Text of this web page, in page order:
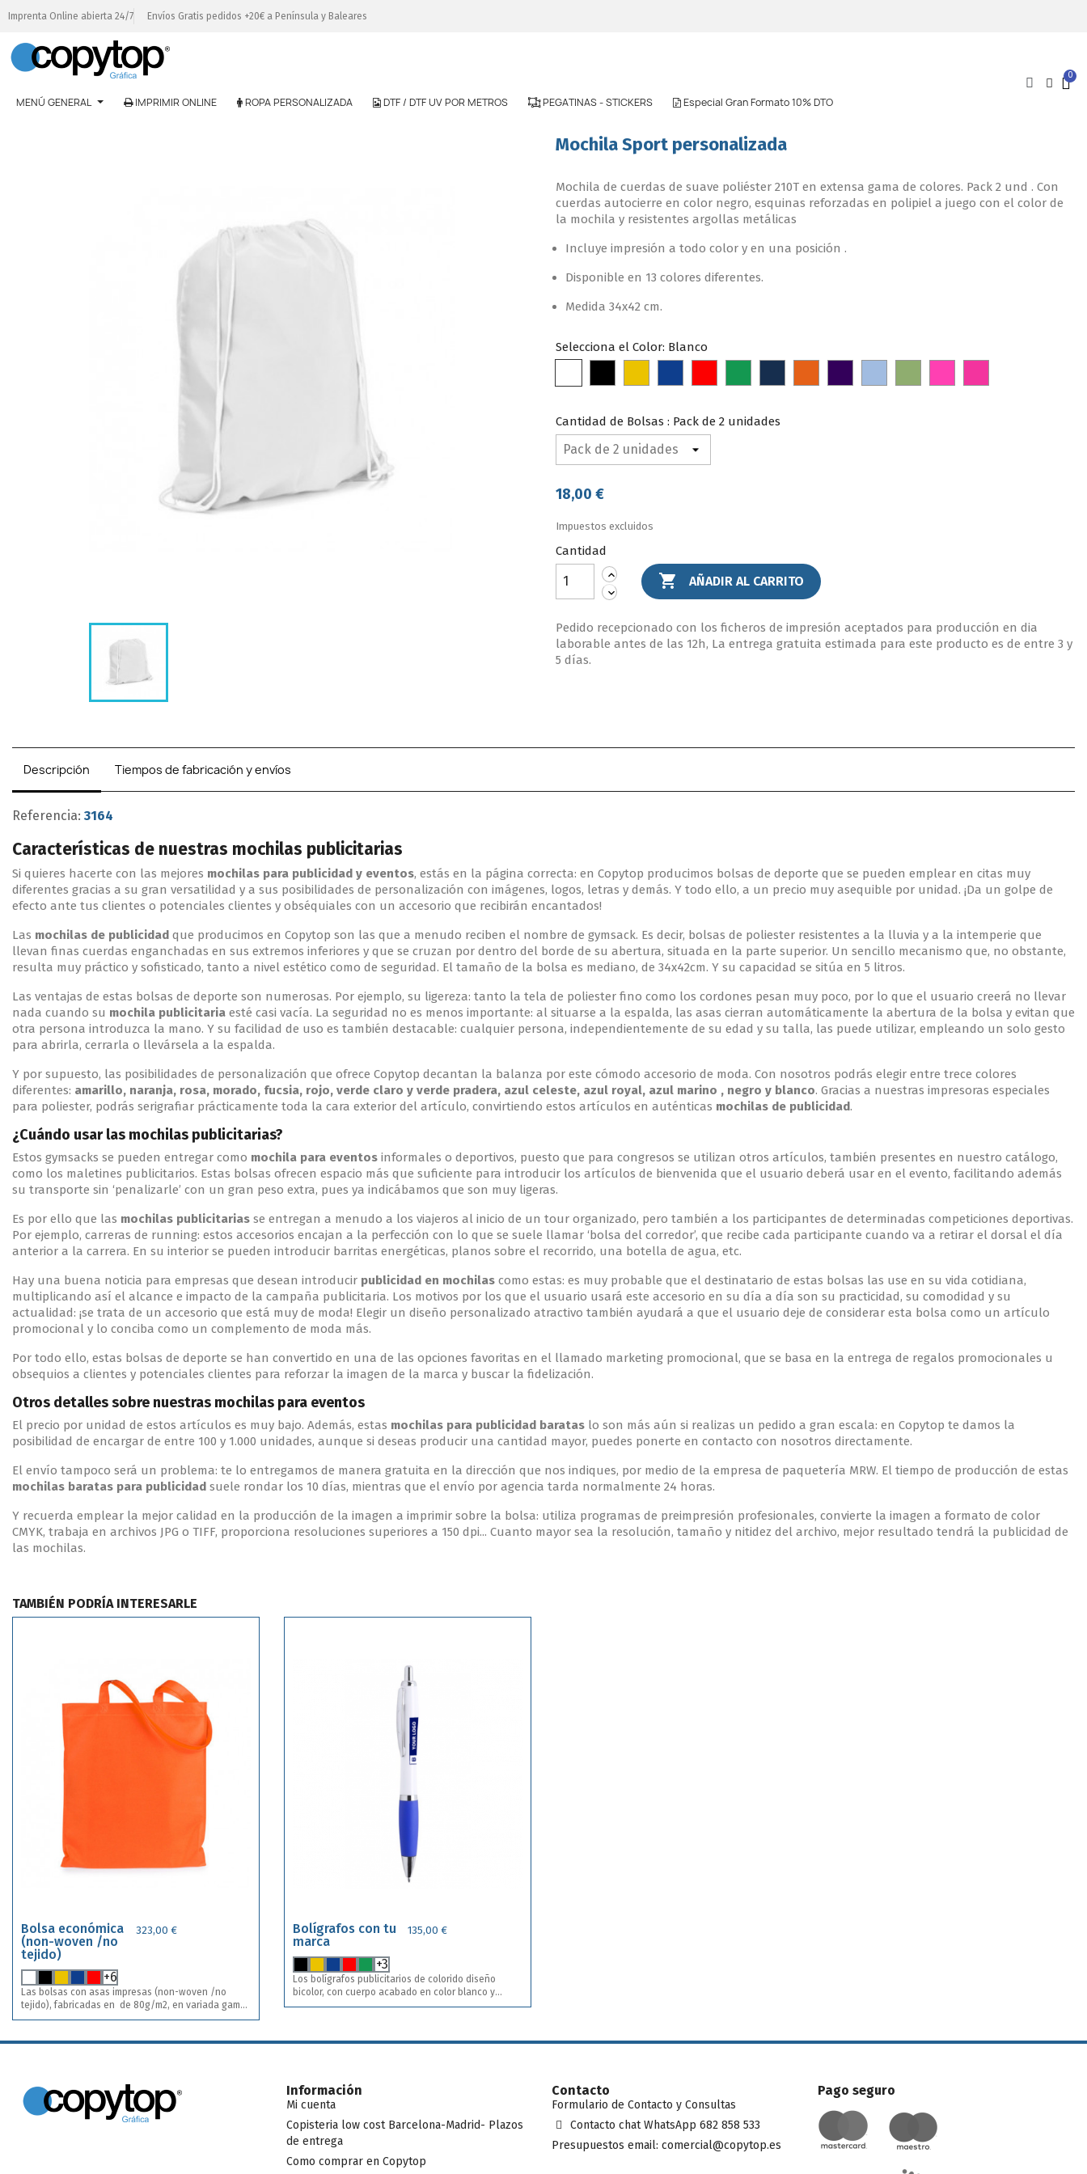
Imprenta Online abierta 24/7 Envíos Gratis pedidos +20€ a Península y Baleares
MENÚ GENERAL IMPRIMIR ONLINE ROPA PERSONALIZADA DTF / DTF UV POR METROS PEGATINAS - STICKERS Especial Gran Formato 10% DTO
Mochila Sport personalizada
Mochila de cuerdas de suave poliéster 210T en extensa gama de colores. Pack 2 und . Con
cuerdas autocierre en color negro, esquinas reforzadas en polipiel a juego con el color de
la mochila y resistentes argollas metálicas
Incluye impresión a todo color y en una posición .
Disponible en 13 colores diferentes.
Medida 34x42 cm.
Selecciona el Color: Blanco
Cantidad de Bolsas : Pack de 2 unidades
18,00 €
Impuestos excluidos
Cantidad
 AÑADIR AL CARRITO
Pedido recepcionado con los ficheros de impresión aceptados para producción en dia
laborable antes de las 12h, La entrega gratuita estimada para este producto es de entre 3 y
5 días.
Descripción Tiempos de fabricación y envíos
Referencia: 3164
Características de nuestras mochilas publicitarias
Si quieres hacerte con las mejores mochilas para publicidad y eventos, estás en la página correcta: en Copytop producimos bolsas de deporte que se pueden emplear en citas muy
diferentes gracias a su gran versatilidad y a sus posibilidades de personalización con imágenes, logos, letras y demás. Y todo ello, a un precio muy asequible por unidad. ¡Da un golpe de
efecto ante tus clientes o potenciales clientes y obséquiales con un accesorio que recibirán encantados!
Las mochilas de publicidad que producimos en Copytop son las que a menudo reciben el nombre de gymsack. Es decir, bolsas de poliester resistentes a la lluvia y a la intemperie que
llevan finas cuerdas enganchadas en sus extremos inferiores y que se cruzan por dentro del borde de su abertura, situada en la parte superior. Un sencillo mecanismo que, no obstante,
resulta muy práctico y sofisticado, tanto a nivel estético como de seguridad. El tamaño de la bolsa es mediano, de 34x42cm. Y su capacidad se sitúa en 5 litros.
Las ventajas de estas bolsas de deporte son numerosas. Por ejemplo, su ligereza: tanto la tela de poliester fino como los cordones pesan muy poco, por lo que el usuario creerá no llevar
nada cuando su mochila publicitaria esté casi vacía. La seguridad no es menos importante: al situarse a la espalda, las asas cierran automáticamente la abertura de la bolsa y evitan que
otra persona introduzca la mano. Y su facilidad de uso es también destacable: cualquier persona, independientemente de su edad y su talla, las puede utilizar, empleando un solo gesto
para abrirla, cerrarla o llevársela a la espalda.
Y por supuesto, las posibilidades de personalización que ofrece Copytop decantan la balanza por este cómodo accesorio de moda. Con nosotros podrás elegir entre trece colores
diferentes: amarillo, naranja, rosa, morado, fucsia, rojo, verde claro y verde pradera, azul celeste, azul royal, azul marino , negro y blanco. Gracias a nuestras impresoras especiales
para poliester, podrás serigrafiar prácticamente toda la cara exterior del artículo, convirtiendo estos artículos en auténticas mochilas de publicidad.
¿Cuándo usar las mochilas publicitarias?
Estos gymsacks se pueden entregar como mochila para eventos informales o deportivos, puesto que para congresos se utilizan otros artículos, también presentes en nuestro catálogo,
como los maletines publicitarios. Estas bolsas ofrecen espacio más que suficiente para introducir los artículos de bienvenida que el usuario deberá usar en el evento, facilitando además
su transporte sin ‘penalizarle’ con un gran peso extra, pues ya indicábamos que son muy ligeras.
Es por ello que las mochilas publicitarias se entregan a menudo a los viajeros al inicio de un tour organizado, pero también a los participantes de determinadas competiciones deportivas.
Por ejemplo, carreras de running: estos accesorios encajan a la perfección con lo que se suele llamar ‘bolsa del corredor’, que recibe cada participante cuando va a retirar el dorsal el día
anterior a la carrera. En su interior se pueden introducir barritas energéticas, planos sobre el recorrido, una botella de agua, etc.
Hay una buena noticia para empresas que desean introducir publicidad en mochilas como estas: es muy probable que el destinatario de estas bolsas las use en su vida cotidiana,
multiplicando así el alcance e impacto de la campaña publicitaria. Los motivos por los que el usuario usará este accesorio en su día a día son su practicidad, su comodidad y su
actualidad: ¡se trata de un accesorio que está muy de moda! Elegir un diseño personalizado atractivo también ayudará a que el usuario deje de considerar esta bolsa como un artículo
promocional y lo conciba como un complemento de moda más.
Por todo ello, estas bolsas de deporte se han convertido en una de las opciones favoritas en el llamado marketing promocional, que se basa en la entrega de regalos promocionales u
obsequios a clientes y potenciales clientes para reforzar la imagen de la marca y buscar la fidelización.
Otros detalles sobre nuestras mochilas para eventos
El precio por unidad de estos artículos es muy bajo. Además, estas mochilas para publicidad baratas lo son más aún si realizas un pedido a gran escala: en Copytop te damos la
posibilidad de encargar de entre 100 y 1.000 unidades, aunque si deseas producir una cantidad mayor, puedes ponerte en contacto con nosotros directamente.
El envío tampoco será un problema: te lo entregamos de manera gratuita en la dirección que nos indiques, por medio de la empresa de paquetería MRW. El tiempo de producción de estas
mochilas baratas para publicidad suele rondar los 10 días, mientras que el envío por agencia tarda normalmente 24 horas.
Y recuerda emplear la mejor calidad en la producción de la imagen a imprimir sobre la bolsa: utiliza programas de preimpresión profesionales, convierte la imagen a formato de color
CMYK, trabaja en archivos JPG o TIFF, proporciona resoluciones superiores a 150 dpi... Cuanto mayor sea la resolución, tamaño y nitidez del archivo, mejor resultado tendrá la publicidad de
las mochilas.
TAMBIÉN PODRÍA INTERESARLE
Bolsa económica
(non-woven /no
tejido)
323,00 €
+6
Las bolsas con asas impresas (non-woven /no
tejido), fabricadas en de 80g/m2, en variada gama
de vivos colores. Con asas largas de 68cm y
peso, se usan especialmente como producto
Bolígrafos con tu
marca
135,00 €
+3
Los bolígrafos publicitarios de colorido diseño
bicolor, con cuerpo acabado en color blanco y
empuñadura en variada gama de llamativos colores.
en una posición . Disponible en 8 colores
Información
Mi cuenta
Copisteria low cost Barcelona-Madrid- Plazos
de entrega
Como comprar en Copytop
Contacto
Formulario de Contacto y Consultas
Contacto chat WhatsApp 682 858 533
Presupuestos email: comercial@copytop.es
Pago seguro